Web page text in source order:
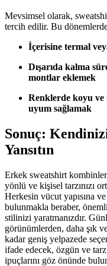
Mevsimsel olarak,
tercih edilir. Bu
İçerisine termal
Dışarıda kalma
montlar eklemek
Renklerde koyu ve
uyum sağlamak
Sonuç:
Yansıtın
Erkek sweatshirt
yönlü ve kişisel tarzınızı
Herkesin vücut yapısına
bulunmakla beraber,
stilinizi yaratmanızdır.
görünümlerden, daha şık
kadar geniş yelpazede
ifade edecek, özgün ve
ipuçlarını göz önünde